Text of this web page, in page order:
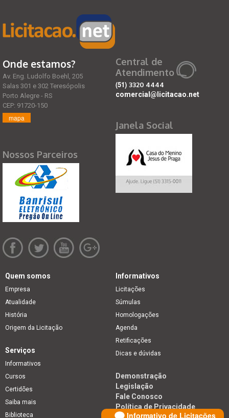
Informativo de Licitações
Onde estamos?
Av. Eng. Ludolfo Boehl, 205
Salas 301 e 302 Teresópolis
Porto Alegre - RS
CEP: 91720-150
mapa
Nossos Parceiros
Central de
Atendimento
(51) 3320 4444
comercial@licitacao.net
Janela Social
Quem somos
Empresa
Atualidade
História
Origem da Licitação
Informativos
Licitações
Súmulas
Homologações
Agenda
Retificações
Dicas e dúvidas
Serviços
Informativos
Cursos
Certidões
Saiba mais
Biblioteca
Demonstração
Legislação
Fale Conosco
Política de Privacidade